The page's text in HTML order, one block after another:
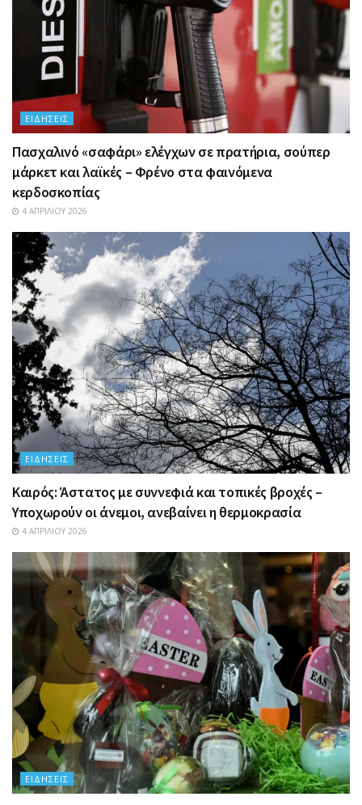
ΕΙΔΉΣΕΙΣ
Πασχαλινό «σαφάρι» ελέγχων σε πρατήρια, σούπερ
μάρκετ και λαϊκές – Φρένο στα φαινόμενα
κερδοσκοπίας
4 ΑΠΡΙΛΊΟΥ 2026
ΕΙΔΉΣΕΙΣ
Καιρός: Άστατος με συννεφιά και τοπικές βροχές –
Υποχωρούν οι άνεμοι, ανεβαίνει η θερμοκρασία
4 ΑΠΡΙΛΊΟΥ 2026
ΕΙΔΉΣΕΙΣ